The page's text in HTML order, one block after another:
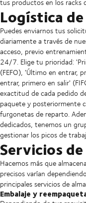
tus productos en los racks
Logística
Puedes enviarnos tus
diariamente a través de
acceso, previo
24/7. Elige tu prioridad:
(FEFO), 'Último en entrar,
entrar, primero en salir'
exactitud de cada pedido
paquete y posteriormente
furgonetas de reparto.
dedicados, tenemos un
gestionar los picos de
Servicios
Hacemos más que
precisos varían
principales servicios de
Embalaje y